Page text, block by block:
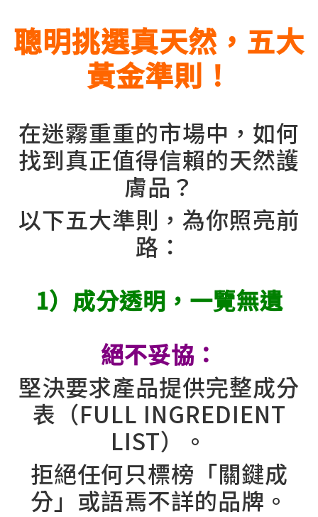
聰明挑選真天然，五大
黃金準則！
在迷霧重重的市場中，如何
找到真正值得信賴的天然護
膚品？
以下五大準則，為你照亮前
路：
1）成分透明，一覽無遺
絕不妥協：
堅決要求產品提供完整成分
表（FULL INGREDIENT
LIST）。
拒絕任何只標榜「關鍵成
分」或語焉不詳的品牌。